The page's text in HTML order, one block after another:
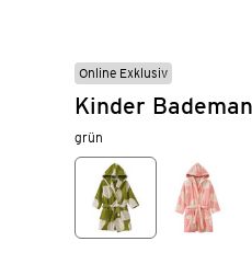
Online Exklusiv
Kinder
grün